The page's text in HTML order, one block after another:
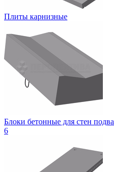
Плиты карнизные
Блоки бетонные для стен
6